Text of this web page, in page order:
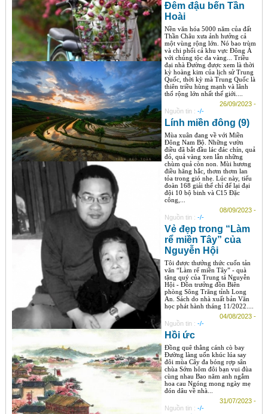
Đêm đậu bến Tần
Hoài
Nền văn hóa 5000 năm của đất
Thần Châu xưa ảnh hưởng cả
một vùng rộng lớn. Nó bao trùm
và chi phối cả khu vực Đông Á
với chủng tộc da vàng... Triều
đại nhà Đường được xem là thời
kỳ hoàng kim của lịch sử Trung
Quốc, thời kỳ mà Trung Quốc là
thiên triều hùng mạnh và lãnh
thổ rộng lớn nhất thế giới....
26/09/2023 -
Nguồn tin : -/-
Lính miền đông (9)
Mùa xuân đang về với Miền
Đông Nam Bộ. Những vườn
điều đã bắt đầu lác đác chín, quả
đỏ, quả vàng xen lẫn những
chùm quả còn non. Mùi hương
điều hăng hắc, thơm thơm lan
tỏa trong gió nhẹ. Lúc này, tiểu
đoàn 168 giải thể chỉ để lại đại
đội 10 bộ binh và C15 Đặc
công,...
08/09/2023 -
Nguồn tin : -/-
Vẻ đẹp trong “Làm
rể miền Tây” của
Nguyễn Hội
Tôi được thưởng thức cuốn tản
văn “Làm rể miền Tây” - quà
tặng quý của Trung tá Nguyễn
Hội - Đồn trưởng đồn Biên
phòng Sông Trăng tỉnh Long
An. Sách do nhà xuất bản Văn
học phát hành tháng 11/2022....
04/08/2023 -
Nguồn tin : -/-
Hồi ức
Đồng quê thẳng cánh cò bay
Đường làng uốn khúc lúa say
đôi mùa Cây đa bóng rợp sân
chùa Sớm hôm đôi bạn vui đùa
cùng nhau Bao năm anh ngắm
hoa cau Ngóng mong ngày mẹ
đón dâu về nhà...
31/07/2023 -
Nguồn tin : -/-